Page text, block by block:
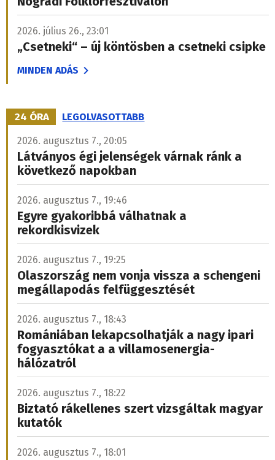
2026. július 26., 23:01
„Csetneki“ – új köntösben a csetneki csipke
MINDEN ADÁS
24 ÓRA LEGOLVASOTTABB
2026. augusztus 7., 20:05
Látványos égi jelenségek várnak ránk a
következő napokban
2026. augusztus 7., 19:46
Egyre gyakoribbá válhatnak a
rekordkisvizek
2026. augusztus 7., 19:25
Olaszország nem vonja vissza a schengeni
megállapodás felfüggesztését
2026. augusztus 7., 18:43
Romániában lekapcsolhatják a nagy ipari
fogyasztókat a a villamosenergia-
hálózatról
2026. augusztus 7., 18:22
Biztató rákellenes szert vizsgáltak magyar
kutatók
2026. augusztus 7., 18:01